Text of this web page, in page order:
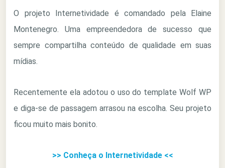
O projeto Internetividade é comandado pela Elaine
Montenegro. Uma empreendedora de sucesso que
sempre compartilha conteúdo de qualidade em suas
mídias.
Recentemente ela adotou o uso do template Wolf WP
e diga-se de passagem arrasou na escolha. Seu projeto
ficou muito mais bonito.
>> Conheça o Internetividade <<